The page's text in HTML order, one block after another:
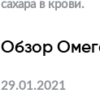
сахара в крови.
Обзор
29.01.2021